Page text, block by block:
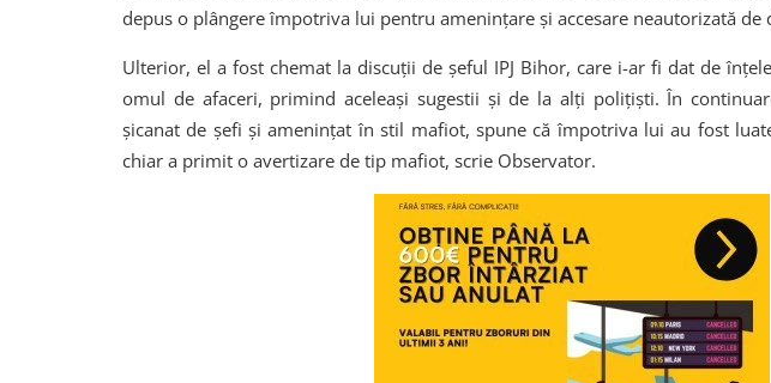
depus o plângere împotriva lui pentru ameninţare şi accesare neautorizată de
Ulterior, el a fost chemat la discuţii de şeful IPJ Bihor, care i-ar fi dat de
omul de afaceri, primind aceleaşi sugestii şi de la alţi poliţişti. În
șicanat de șefi și amenințat în stil mafiot, spune că împotriva lui au fost
chiar a primit o avertizare de tip mafiot, scrie Observator.